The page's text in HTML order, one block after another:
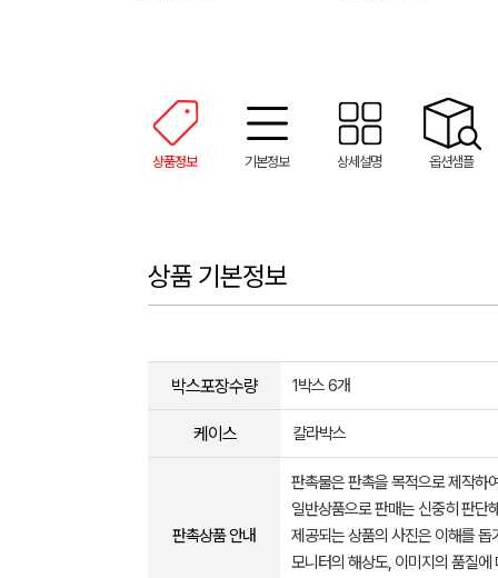
상품정보 기본정보 상세설명 옵션샘플
상품 기본정보
박스포장수량 1박스 6개
케이스 칼라박스
판촉상품 안내
판촉물은 판촉을 목적으로 제작하
일반상품으로 판매는 신중히 판단
제공되는 상품의 사진은 이해를
모니터의 해상도, 이미지의 품질